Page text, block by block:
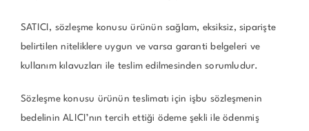
SATICI, sözleşme konusu ürünün sağlam, eksiksiz, siparişte
belirtilen niteliklere uygun ve varsa garanti belgeleri ve
kullanım kılavuzları ile teslim edilmesinden sorumludur.
Sözleşme konusu ürünün teslimatı için işbu sözleşmenin
bedelinin ALICI’nın tercih ettiği ödeme şekli ile ödenmiş